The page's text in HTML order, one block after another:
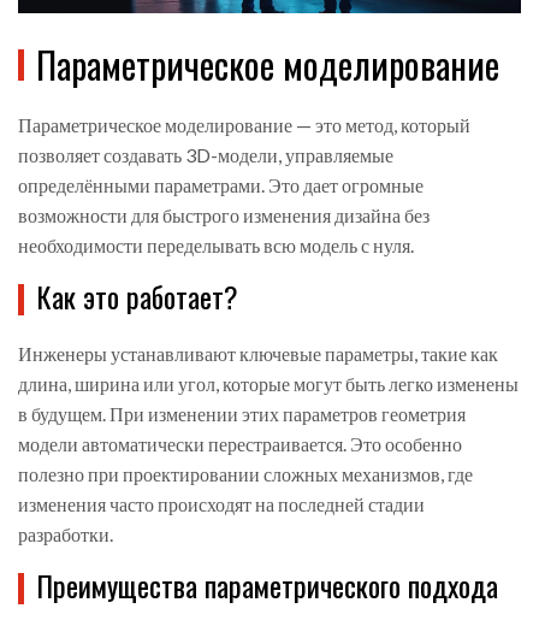
Параметрическое моделирование
Параметрическое моделирование — это метод, который
позволяет создавать 3D-модели, управляемые
определёнными параметрами. Это дает огромные
возможности для быстрого изменения дизайна без
необходимости переделывать всю модель с нуля.
Как это работает?
Инженеры устанавливают ключевые параметры, такие как
длина, ширина или угол, которые могут быть легко изменены
в будущем. При изменении этих параметров геометрия
модели автоматически перестраивается. Это особенно
полезно при проектировании сложных механизмов, где
изменения часто происходят на последней стадии
разработки.
Преимущества параметрического подхода